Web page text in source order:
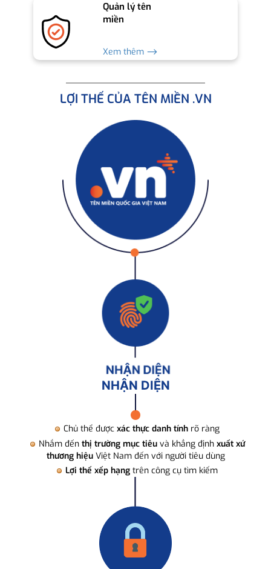
Quản lý tên
miền
Xem thêm ⟶
LỢI THẾ CỦA TÊN MIỀN .VN
NHẬN DIỆN
Chủ thể được xác thực danh tính rõ ràng
Nhắm đến thị trường mục tiêuvà khẳng định xuất xứ
thương hiệuViệt Nam đến với người tiêu dùng
Lợi thế xếp hạng trên công cụ tìm kiếm